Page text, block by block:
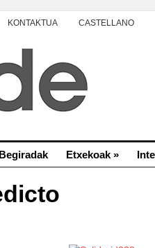
KONTAKTUA CASTELLANO
Begiradak Etxekoak »